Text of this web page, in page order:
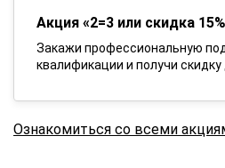
Акция «2=3 или скидка
Закажи профессиональную
квалификации и получи скидку
Ознакомиться со всеми